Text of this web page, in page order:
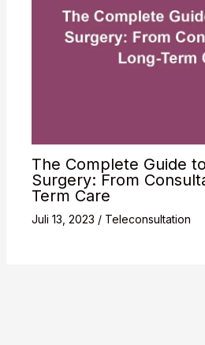
The Complete Guide
Surgery: From
Term Care
Juli 13, 2023 / Teleconsultation